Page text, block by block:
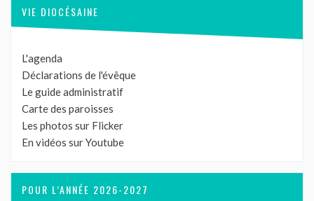
VIE DIOCÉSAINE
L'agenda
Déclarations de l'évêque
Le guide administratif
Carte des paroisses
Les photos sur Flicker
En vidéos sur Youtube
POUR L’ANNÉE 2026-2027